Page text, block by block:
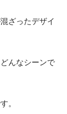
ざったデザイ
んなシーンで
。